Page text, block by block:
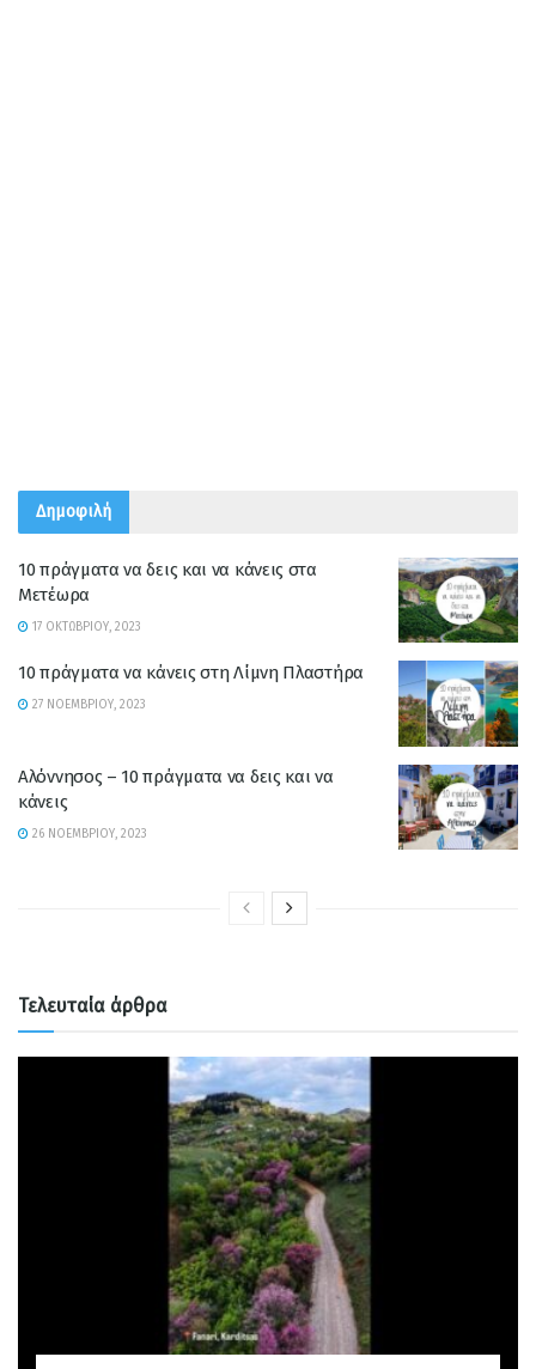
Δημοφιλή
10 πράγματα να δεις και να κάνεις στα
Μετέωρα
17 ΟΚΤΩΒΡΊΟΥ, 2023
10 πράγματα να κάνεις στη Λίμνη Πλαστήρα
27 ΝΟΕΜΒΡΊΟΥ, 2023
Αλόννησος – 10 πράγματα να δεις και να
κάνεις
26 ΝΟΕΜΒΡΊΟΥ, 2023
Τελευταία άρθρα